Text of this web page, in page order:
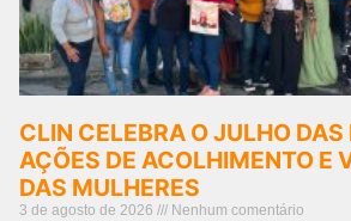
CLIN CELEBRA O JULHO
AÇÕES DE ACOLHIMENTO E
DAS MULHERES
3 de agosto de 2026 Nenhum comentário